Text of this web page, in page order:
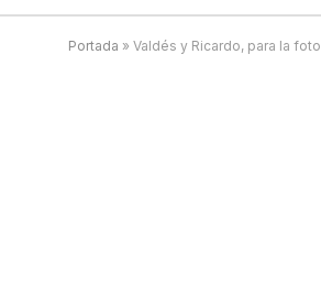
Portada » Valdés y Ricardo, para la foto